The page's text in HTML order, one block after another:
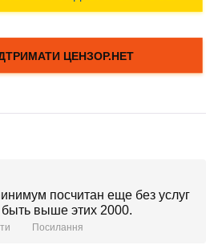
посчитан еще без услуг
выше этих 2000.
Посилання